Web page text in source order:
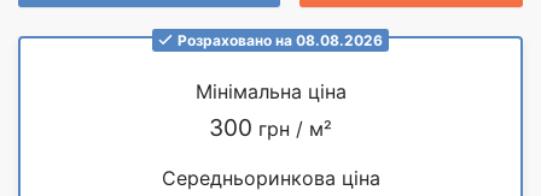
Розраховано на 08.08.2026
Мінімальна ціна
300 грн / м²
Середньоринкова ціна